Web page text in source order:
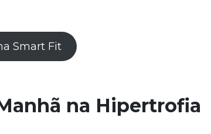
Smart Fit
na Hipertrofia